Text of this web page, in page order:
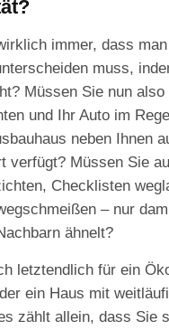
immer, dass
muss,
Müssen Sie nun
und Ihr Auto im
neben Ihnen
verfügt? Müssen Sie
Checklisten
– nur
ähnelt?
letztendlich für ein
ein Haus mit
zählt allein, dass Sie